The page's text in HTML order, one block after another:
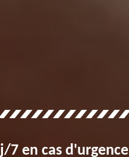
7 en cas d'urgence